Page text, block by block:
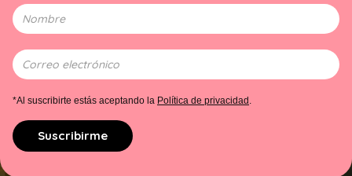
*Al suscribirte estás aceptando la Política de privacidad .